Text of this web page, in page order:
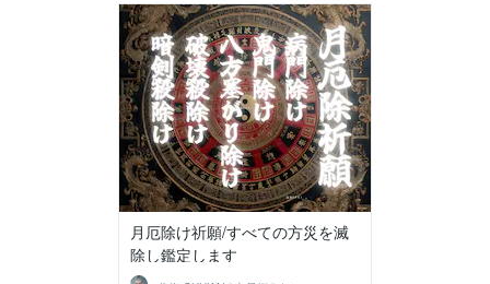
月厄除け祈願/すべての方災を滅
除し鑑定します